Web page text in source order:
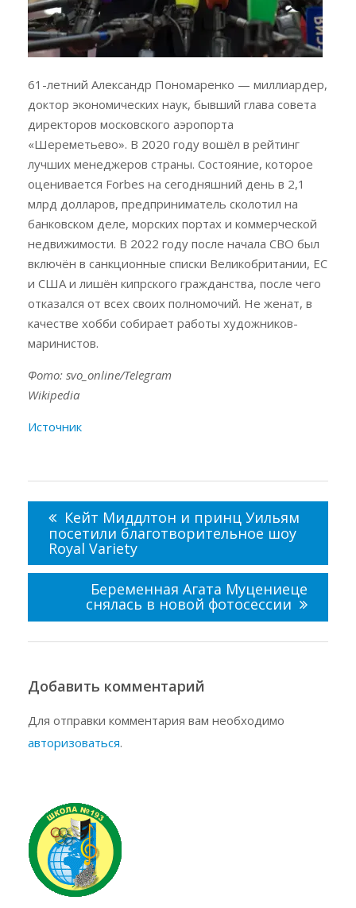
61-летний Александр Пономаренко — миллиардер,
доктор экономических наук, бывший глава совета
директоров московского аэропорта
«Шереметьево». В 2020 году вошёл в рейтинг
лучших менеджеров страны. Состояние, которое
оценивается Forbes на сегодняшний день в 2,1
млрд долларов, предприниматель сколотил на
банковском деле, морских портах и коммерческой
недвижимости. В 2022 году после начала СВО был
включён в санкционные списки Великобритании, ЕС
и США и лишён кипрского гражданства, после чего
отказался от всех своих полномочий. Не женат, в
качестве хобби собирает работы художников-
маринистов.
Фото: svo_online/Telegram
Wikipedia
Источник
записям
Кейт Миддлтон и принц Уильям
посетили благотворительное шоу
Royal Variety
Беременная Агата Муцениеце
снялась в новой фотосессии
Добавить комментарий
Для отправки комментария вам необходимо
авторизоваться.